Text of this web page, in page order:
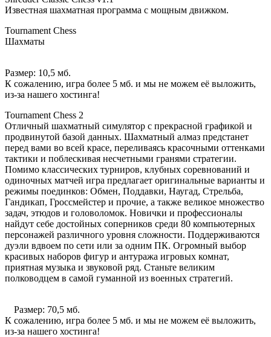
Известная шахматная программа с мощным движком.
Tournament Chess
Шахматы
Размер: 10,5 мб.
К сожалению, игра более 5 мб. и мы не можем её выложить,
из-за нашего хостинга!
Tournament Chess 2
Отличный шахматный симулятор с прекрасной графикой и
продвинутой базой данных. Шахматный алмаз предстанет
перед вами во всей красе, переливаясь красочными оттенками
тактики и поблескивая несчетными гранями стратегии.
Помимо классических турниров, клубных соревнований и
одиночных матчей игра предлагает оригинальные варианты и
режимы поединков: Обмен, Поддавки, Наугад, Стрельба,
Гандикап, Гроссмейстер и прочие, а также великое множество
задач, этюдов и головоломок. Новички и профессионалы
найдут себе достойных соперников среди 80 компьютерных
персонажей различного уровня сложности. Поддерживаются
дуэли вдвоем по сети или за одним ПК. Огромный выбор
красивых наборов фигур и антуража игровых комнат,
приятная музыка и звуковой ряд. Станьте великим
полководцем в самой гуманной из военных стратегий.
Размер: 70,5 мб.
К сожалению, игра более 5 мб. и мы не можем её выложить,
из-за нашего хостинга!